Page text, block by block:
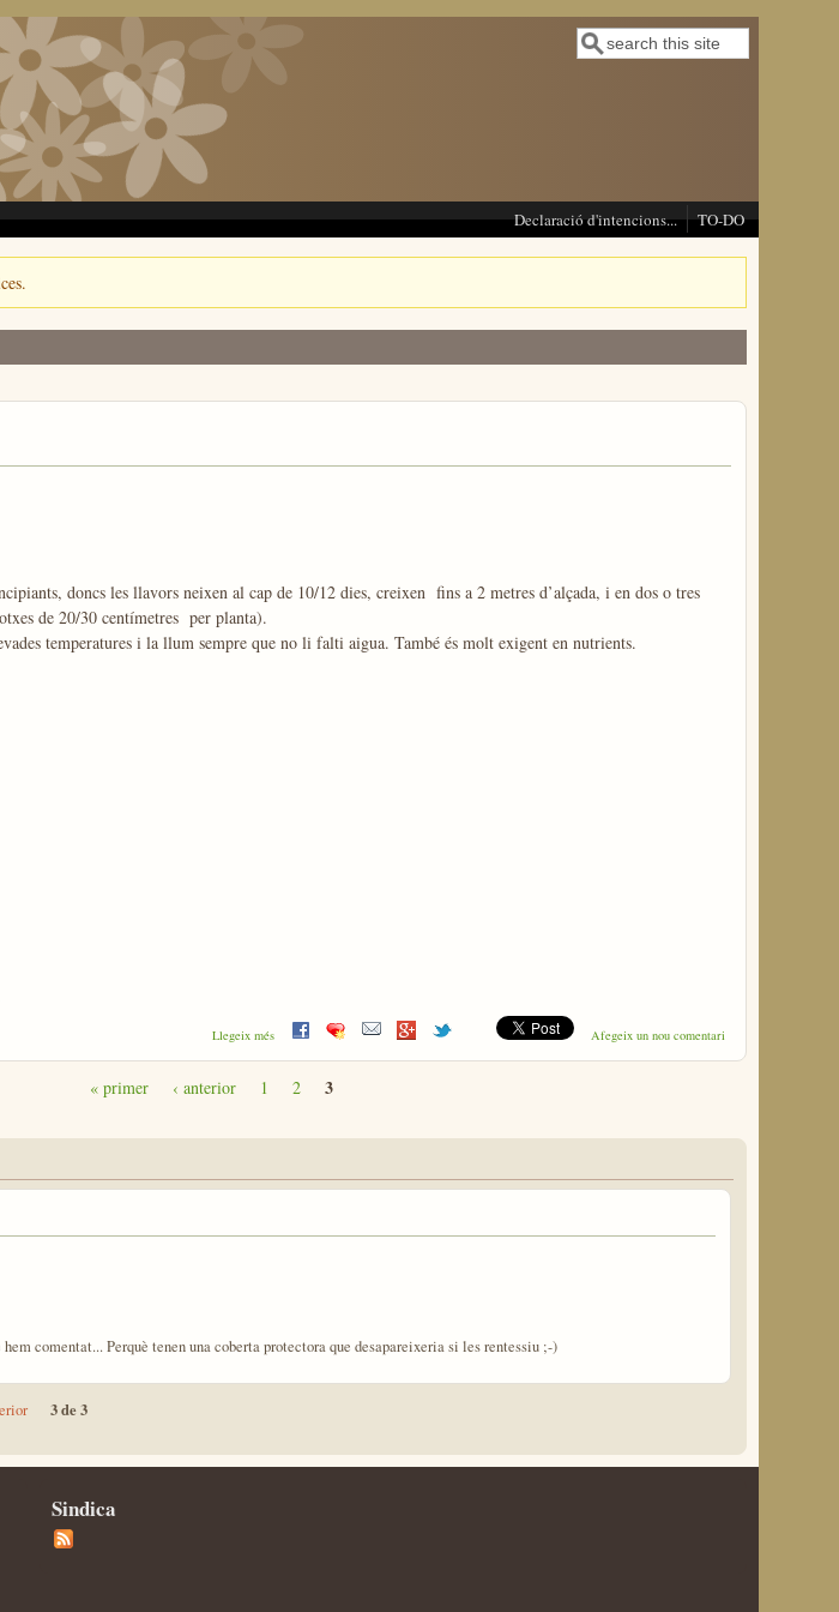
Formulari de cerca
Cerca
Declaració d'intencions... TO-DO
doncs les llavors neixen al cap de 10/12 dies, creixen fins a 2 metres d’alçada, i en dos o tres
de 20/30 centímetres per planta).
temperatures i la llum sempre que no li falti aigua. També és molt exigent en nutrients.
Llegeix més
sobre Moresc
Afegeix un nou comentari
« primer ‹ anterior 1 2 3
comentat... Perquè tenen una coberta protectora que desapareixeria si les rentessiu ;-)
3 de 3
Sindica